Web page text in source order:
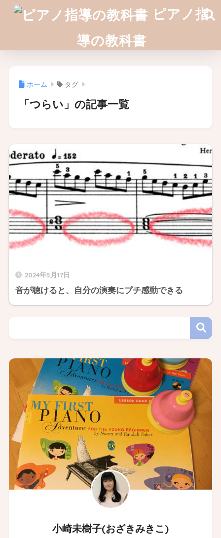
ピアノ指
導の教科書
ホーム タグ
「つらい」の記事一覧
2024年5月17日
音が聴けると、自分の演奏にプチ感動できる
小崎未樹子(おざきみきこ)